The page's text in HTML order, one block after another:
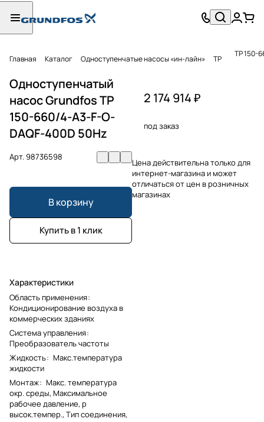
Главная Каталог Одноступенчатые насосы «ин-лайн» TP TP 150-
Одноступенчатый
насос Grundfos TP
150-660/4-A3-F-O-
DAQF-400D 50Hz
Арт.98736598
В корзину
Купить в 1 клик
Характеристики
Область применения:
Кондиционирование воздуха в
коммерческих зданиях
Система управления:
Преобразователь частоты
Жидкость: Макс.температура
жидкости
Монтаж: Макс. температура
окр. среды, Максимальное
рабочее давление, p
высок.темпер., Тип соединения,
2 174 914 ₽
под заказ
Цена действительна только для
интернет-магазина и может
отличаться от цен в розничных
магазинах